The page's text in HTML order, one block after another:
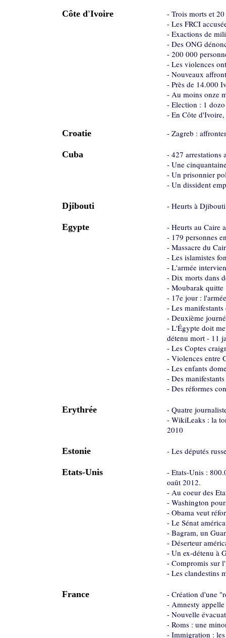
Côte d'Ivoire - Trois morts et
- Les FRCI
- Exactions de
- Des ONG
- 200 000
- Les violences
- Nouveaux
- Près de 14.000
- Au moins onze
- Election : 1
- En Côte
Croatie
- Zagreb :
Cuba - 427 arrestations
- Une
- Un prisonnier
- Un dissident
Djibouti - Heurts à
Egypte - Heurts au Caire
- 179 personnes
- Massacre du
- Les islamistes
- L'armée
- Dix morts dans
- Moubarak quitte
- 17e jour :
- Les
- Deuxième
- L'Égypte doit
détenu mort - 11
- Les Coptes
- Violences entre
- Les enfants
- Des
- Des réformes
Erythrée - Quatre
- WikiLeaks : la
2010
Estonie - Les députés
Etats-Unis - Etats-Unis :
oaût 2012.
- Au coeur des
- Washington
- Obama veut
- Le Sénat
- Bagram, un
- Déserteur
- Un ex-détenu à
- Compromis sur
- Les clandestins
France - Création d'une
- Amnesty appelle
- Nouvelle
- Roms : une
- Immigration :